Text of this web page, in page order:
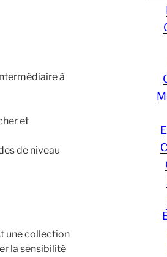
à
et
de niveau
une collection
la sensibilité